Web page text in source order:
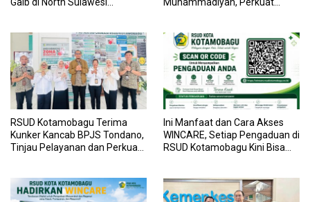
RSUD Kotamobagu Terima
Kunker Kancab BPJS Tondano,
Tinjau Pelayanan dan Perkuat
Ini Manfaat dan Cara Akses
WINCARE, Setiap Pengaduan di
RSUD Kotamobagu Kini Bisa